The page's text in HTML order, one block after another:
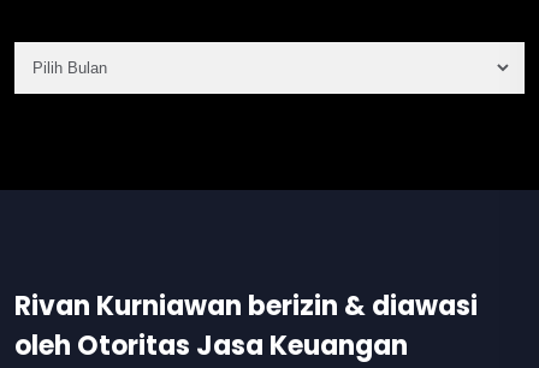
Rivan Kurniawan berizin & diawasi
oleh Otoritas Jasa Keuangan